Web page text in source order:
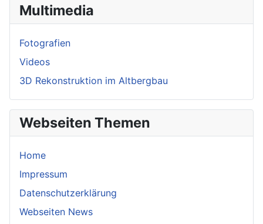
Multimedia
Fotografien
Videos
3D Rekonstruktion im Altbergbau
Webseiten Themen
Home
Impressum
Datenschutzerklärung
Webseiten News